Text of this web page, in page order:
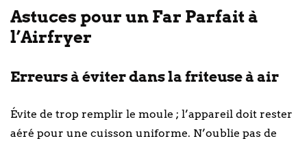
Astuces pour un Far Parfait à
l’Airfryer
Erreurs à éviter dans la friteuse à air
Évite de trop remplir le moule ; l’appareil doit rester
aéré pour une cuisson uniforme. N’oublie pas de